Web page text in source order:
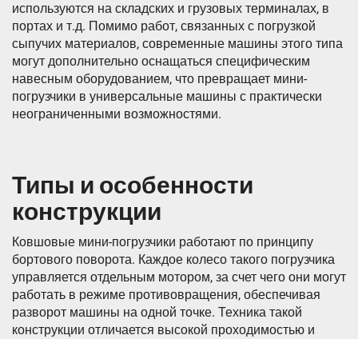
используются на складских и грузовых терминалах, в
портах и т.д. Помимо работ, связанных с погрузкой
сыпучих материалов, современные машины этого типа
могут дополнительно оснащаться специфическим
навесным оборудованием, что превращает мини-
погрузчики в универсальные машины с практически
неограниченными возможностями.
Типы и особенности
конструкции
Ковшовые мини-погрузчики работают по принципу
бортового поворота. Каждое колесо такого погрузчика
управляется отдельным мотором, за счет чего они могут
работать в режиме противовращения, обеспечивая
разворот машины на одной точке. Техника такой
конструкции отличается высокой проходимостью и